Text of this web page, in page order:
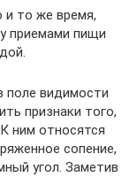
и то же время,
приемами пищи
поле видимости
признаки того,
ним относятся
сопение,
угол. Заметив